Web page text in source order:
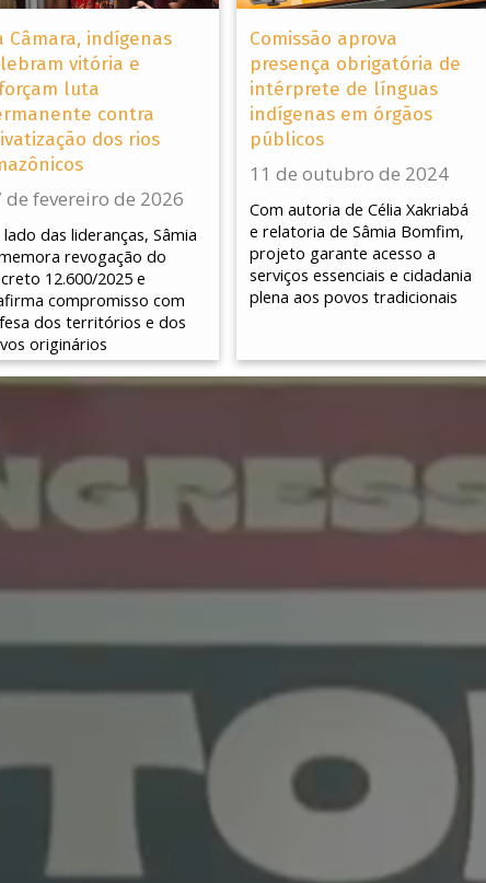
Câmara, indígenas
vitória e
luta
contra
dos rios
de fevereiro de 2026
lado das lideranças, Sâmia
revogação do
12.600/2025 e
compromisso com
dos territórios e dos
originários
Comissão aprova
presença obrigatória de
intérprete de línguas
indígenas em órgãos
públicos
11 de outubro de 2024
Com autoria de Célia Xakriabá
e relatoria de Sâmia Bomfim,
projeto garante acesso a
serviços essenciais e cidadania
plena aos povos tradicionais